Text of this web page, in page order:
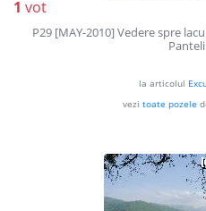
1 vot
P29 [MAY-2010] Vedere spre
la articolul
vezi toate pozele